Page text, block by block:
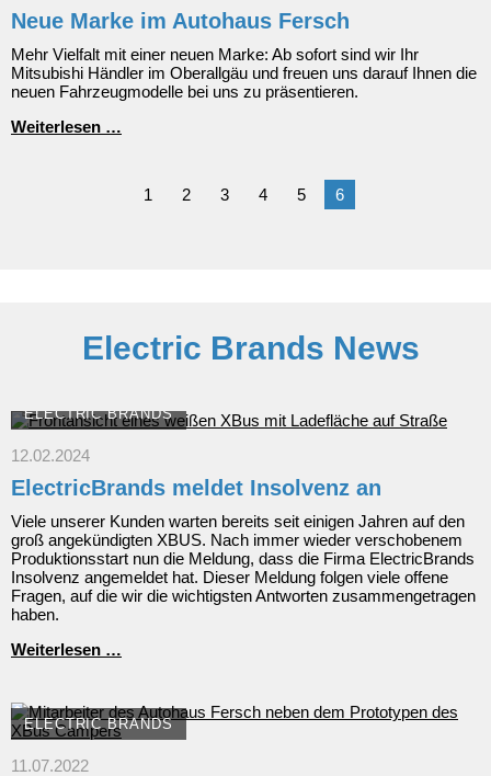
verfügbar:
Mitsubishi
Eclipse
Cross
Neue Marke im Autohaus Fersch
Mehr Vielfalt mit einer neuen Marke: Ab sofort sind wir Ihr
Mitsubishi Händler im Oberallgäu und freuen uns darauf Ihnen die
neuen Fahrzeugmodelle bei uns zu präsentieren.
Weiterlesen …
Fersch
1 2 3 4 5 6
Electric Brands News
ELECTRIC BRANDS
12.02.2024
ElectricBrands meldet Insolvenz an
Viele unserer Kunden warten bereits seit einigen Jahren auf den
groß angekündigten XBUS. Nach immer wieder verschobenem
Produktionsstart nun die Meldung, dass die Firma ElectricBrands
Insolvenz angemeldet hat. Dieser Meldung folgen viele offene
Fragen, auf die wir die wichtigsten Antworten zusammengetragen
haben.
Weiterlesen …
an
ELECTRIC BRANDS
11.07.2022